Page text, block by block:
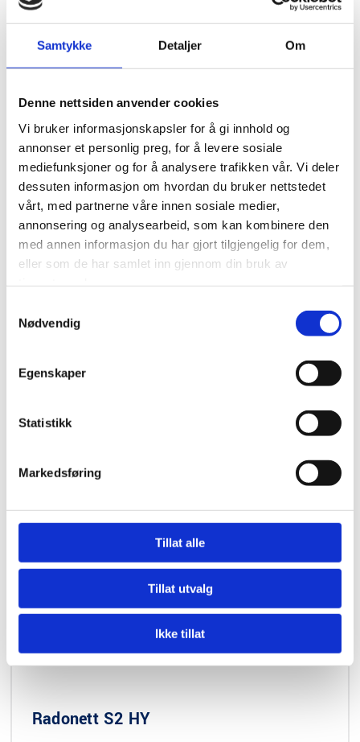
Samtykke Detaljer Om
Denne nettsiden anvender cookies
Vi bruker informasjonskapsler for å gi innhold og
annonser et personlig preg, for å levere sosiale
mediefunksjoner og for å analysere trafikken vår. Vi deler
dessuten informasjon om hvordan du bruker nettstedet
vårt, med partnerne våre innen sosiale medier,
annonsering og analysearbeid, som kan kombinere den
med annen informasjon du har gjort tilgjengelig for dem,
eller som de har samlet inn gjennom din bruk av
Nødvendig
Egenskaper
Statistikk
Markedsføring
Tillat alle
Tillat utvalg
Ikke tillat
Radonett S1 UV
Kapasitet opp til 2,3m3/t fra 100bq/l
Radonett S2 HY